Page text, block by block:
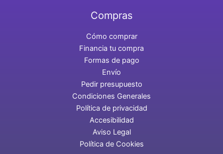
Compras
Cómo comprar
Financia tu compra
Formas de pago
Envío
Pedir presupuesto
Condiciones Generales
Política de privacidad
Accesibilidad
Aviso Legal
Política de Cookies